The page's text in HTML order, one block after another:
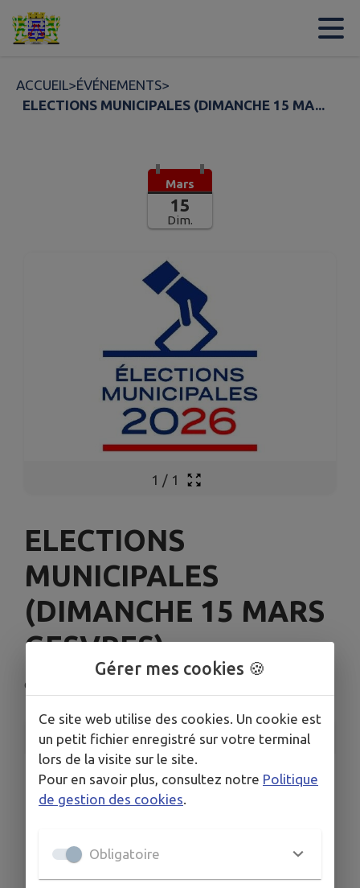
Contenu
ACCUEIL>ÉVÉNEMENTS>
ELECTIONS MUNICIPALES (DIMANCHE 15 MA...
Mars
15
Dim.
1 / 1
ELECTIONS
MUNICIPALES
(DIMANCHE 15 MARS
GESVRES)
Gesvres
INFORMATIONS PRATIQUES
LIEU
Mairie
HORAIRES
Gérer mes cookies 🍪
Ce site web utilise des cookies. Un cookie est
un petit fichier enregistré sur votre terminal
lors de la visite sur le site.
Pour en savoir plus, consultez notre Politique
de gestion des cookies
Obligatoire